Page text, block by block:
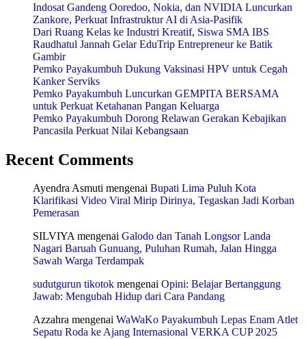
Indosat Gandeng Ooredoo, Nokia, dan NVIDIA Luncurkan
Zankore, Perkuat Infrastruktur AI di Asia-Pasifik
Dari Ruang Kelas ke Industri Kreatif, Siswa SMA IBS
Raudhatul Jannah Gelar EduTrip Entrepreneur ke Batik
Gambir
Pemko Payakumbuh Dukung Vaksinasi HPV untuk Cegah
Kanker Serviks
Pemko Payakumbuh Luncurkan GEMPITA BERSAMA
untuk Perkuat Ketahanan Pangan Keluarga
Pemko Payakumbuh Dorong Relawan Gerakan Kebajikan
Pancasila Perkuat Nilai Kebangsaan
Recent Comments
Ayendra Asmuti mengenai Bupati Lima Puluh Kota
Klarifikasi Video Viral Mirip Dirinya, Tegaskan Jadi Korban
Pemerasan
SILVIYAmengenai Galodo dan Tanah Longsor Landa
Nagari Baruah Gunuang, Puluhan Rumah, Jalan Hingga
Sawah Warga Terdampak
sudutgurun tikotok mengenai Opini: Belajar Bertanggung
Jawab: Mengubah Hidup dari Cara Pandang
Azzahra mengenai WaWaKo Payakumbuh Lepas Enam Atlet
Sepatu Roda ke Ajang Internasional VERKA CUP 2025